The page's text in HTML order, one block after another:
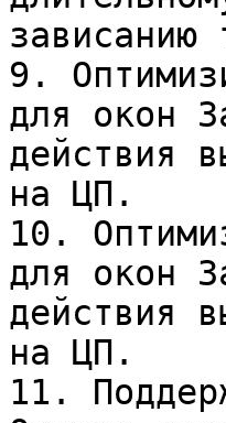
зависанию
9.
для окон
действия
на ЦП.
10.
для окон
действия
на ЦП.
11.